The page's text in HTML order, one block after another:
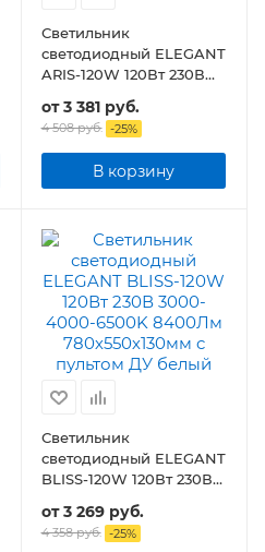
Светильник
светодиодный ELEGANT
ARIS-120W 120Вт 230В
8400Лм 590х590х130мм
c пультом ДУ
от3 381 руб.
4 508 руб. -25%
В корзину
Светильник
светодиодный ELEGANT
BLISS-120W 120Вт 230В
8400Лм 780х550х130мм
c пультом ДУ
от3 269 руб.
4 358 руб. -25%